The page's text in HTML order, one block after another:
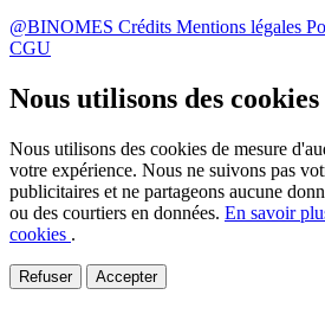
@BINOMES Crédits Mentions légales
CGU
Nous utilisons des cookies
Nous utilisons des cookies de mesure
votre expérience. Nous ne suivons pas
publicitaires et ne partageons aucune
ou des courtiers en données. En savoir
cookies .
Refuser Accepter